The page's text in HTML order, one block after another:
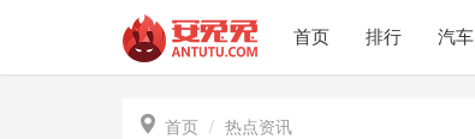
首页 排行 汽车
 首页 热点资讯